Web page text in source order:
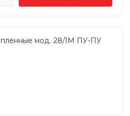
мод. 28/1М ПУ-ПУ